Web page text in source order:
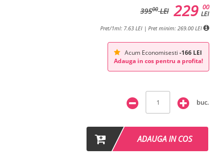
39500LEI 00
LEI
229
Pret/1ml: 7.63 LEI | Pret minim: 269.00 LEI
Acum Economisesti -166 LEI
Adauga in cos pentru a profita!
buc.
ADAUGA IN COS